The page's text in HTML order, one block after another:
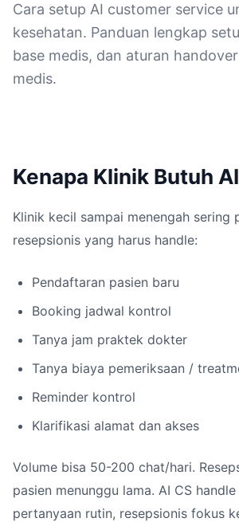
Cara setup AI customer service
kesehatan. Panduan lengkap
base medis, dan aturan
medis.
Kenapa Klinik Butuh
Klinik kecil sampai menengah sering
resepsionis yang harus handle:
Pendaftaran pasien baru
Booking jadwal kontrol
Tanya jam praktek dokter
Tanya biaya pemeriksaan /
Reminder kontrol
Klarifikasi alamat dan akses
Volume bisa 50-200 chat/hari.
pasien menunggu lama. AI CS
pertanyaan rutin, resepsionis fokus